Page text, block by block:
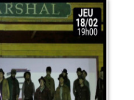
DEL
Far-West)"